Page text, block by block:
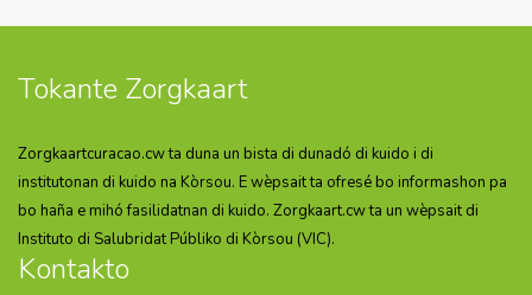
Tokante Zorgkaart
Zorgkaartcuracao.cw ta duna un bista di dunadó di kuido i di
institutonan di kuido na Kòrsou. E wèpsait ta ofresé bo informashon pa
bo haña e mihó fasilidatnan di kuido. Zorgkaart.cw ta un wèpsait di
Instituto di Salubridat Públiko di Kòrsou (VIC).
Kontakto